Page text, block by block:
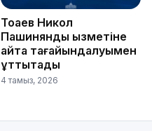
Тоқаев Никол
Пашинянды қызметіне
қайта тағайындалуымен
құттықтады
4 тамыз, 2026